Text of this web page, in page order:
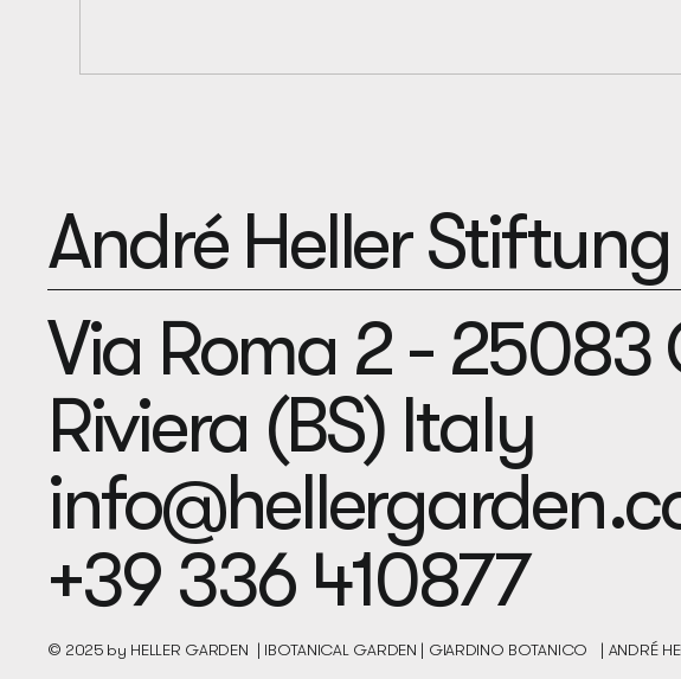
André Heller Stiftung
Via Roma 2 - 25083
Riviera (BS) Italy
+39 336 410877
© 2025 by HELLER GARDEN | IBOTANICAL GARDEN | GIARDINO BOTANICO | ANDRÉ